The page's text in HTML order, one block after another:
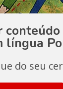
conteúdo
língua
do seu